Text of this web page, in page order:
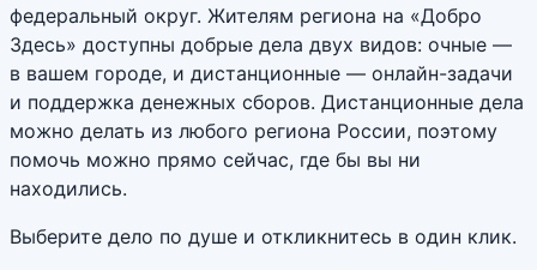
федеральный округ. Жителям региона на «Добро
Здесь» доступны добрые дела двух видов: очные —
в вашем городе, и дистанционные — онлайн-задачи
и поддержка денежных сборов. Дистанционные дела
можно делать из любого региона России, поэтому
помочь можно прямо сейчас, где бы вы ни
находились.
Выберите дело по душе и откликнитесь в один клик.